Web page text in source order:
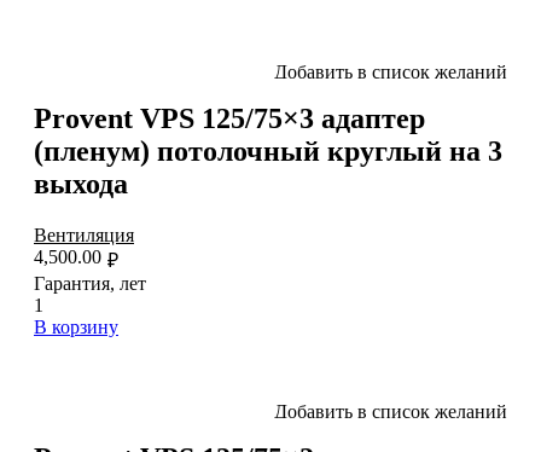
Добавить в список желаний
Provent VPS 125/75×3 адаптер
(пленум) потолочный круглый на 3
выхода
Вентиляция
₽
4,500.00
Гарантия, лет
1
В корзину
Добавить в список желаний